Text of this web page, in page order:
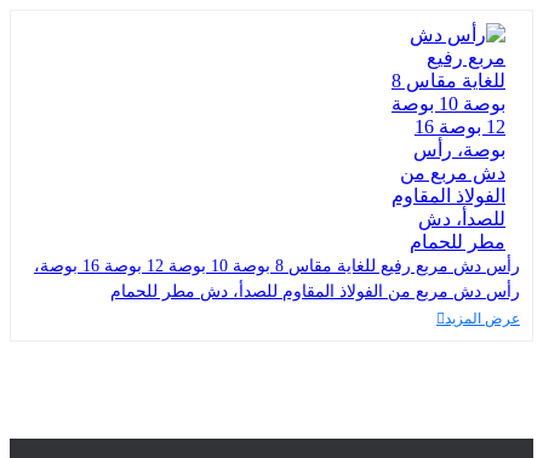
رأس دش مربع رفيع للغاية مقاس 8 بوصة 10 بوصة 12 بوصة 16 بوصة،
رأس دش مربع من الفولاذ المقاوم للصدأ، دش مطر للحمام
عرض المزيد